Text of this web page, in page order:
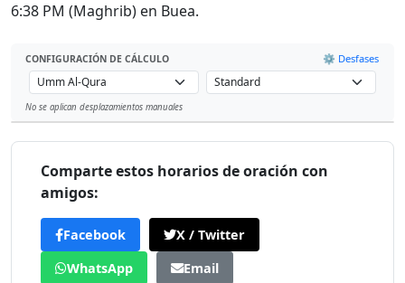
6:38 PM (Maghrib) en Buea.
CONFIGURACIÓN DE CÁLCULO ⚙️ Desfases
No se aplican desplazamientos manuales
Comparte estos horarios de oración con
amigos:
Facebook
X / Twitter
WhatsApp
Email